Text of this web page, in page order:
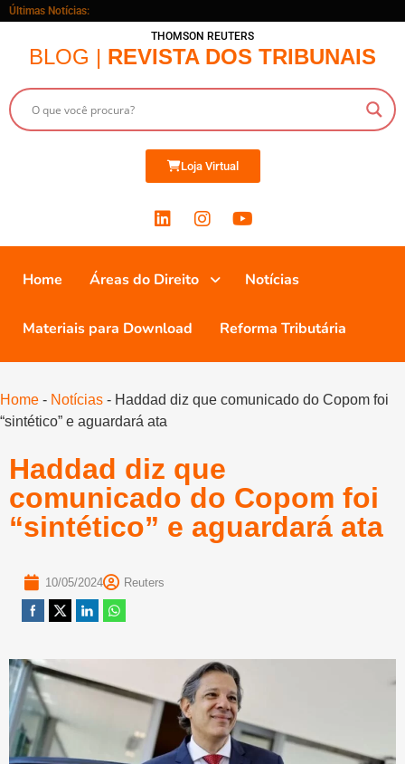
Últimas Notícias:
THOMSON REUTERS
BLOG | REVISTA DOS TRIBUNAIS
Loja Virtual
Home Áreas do Direito Notícias
Materiais para Download Reforma Tributária
Home - Notícias - Haddad diz que comunicado do Copom foi
“sintético” e aguardará ata
Haddad diz que
comunicado do Copom foi
“sintético” e aguardará ata
10/05/2024 Reuters